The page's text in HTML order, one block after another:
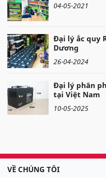
04-05-2021
Đại lý ắc quy
Dương
26-04-2024
Đại lý phân
tại Việt Nam
10-05-2025
VỀ CHÚNG TÔI